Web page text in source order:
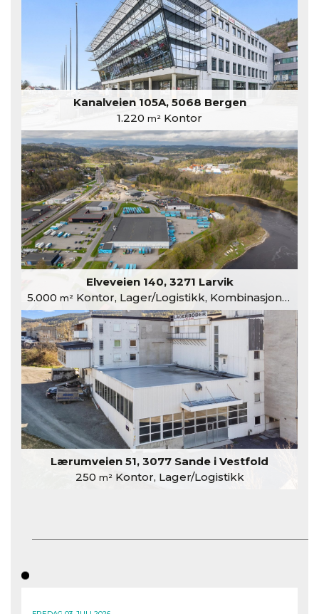
Kanalveien 105A, 5068 Bergen
1.220 m² Kontor
Elveveien 140, 3271 Larvik
5.000 m²Kontor, Lager/Logistikk, Kombinasjonslokaler
Lærumveien 51, 3077 Sande i Vestfold
250 m²Kontor, Lager/Logistikk